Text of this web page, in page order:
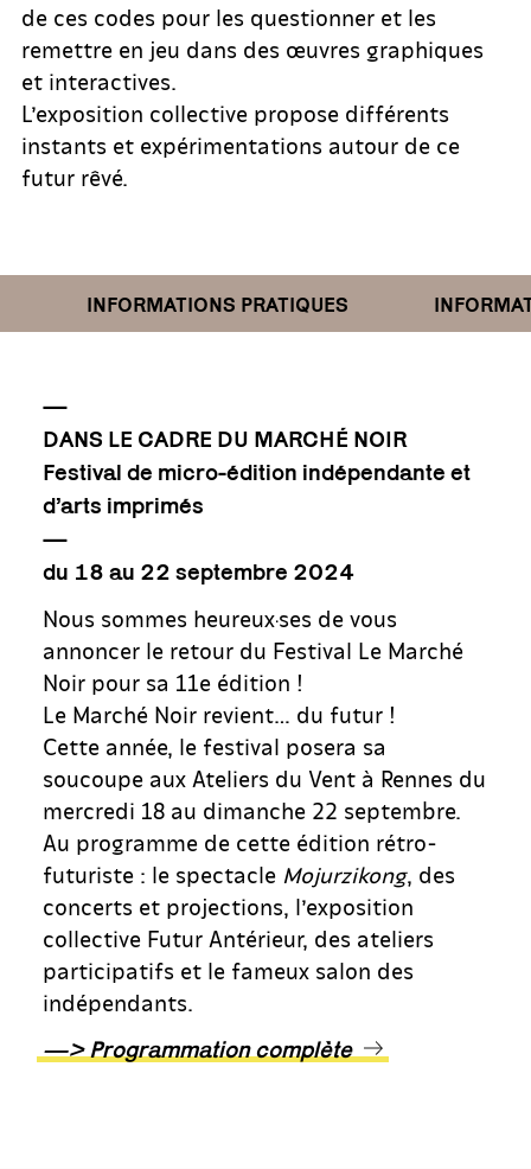
de ces codes pour les questionner et les
remettre en jeu dans des œuvres graphiques
et interactives.
L’exposition collective propose différents
instants et expérimentations autour de ce
futur rêvé.
INFORMATIONS PRATIQUES
—
DANS LE CADRE DU MARCHÉ NOIR
Festival de micro-édition indépendante et
d’arts imprimés
—
du 18 au 22 septembre 2024
Nous sommes heureux·ses de vous
annoncer le retour du Festival Le Marché
Noir pour sa 11e édition !
Le Marché Noir revient… du futur !
Cette année, le festival posera sa
soucoupe aux Ateliers du Vent à Rennes du
mercredi 18 au dimanche 22 septembre.
Au programme de cette édition rétro-
futuriste : le spectacle Mojurzikong, des
concerts et projections, l’exposition
collective Futur Antérieur, des ateliers
participatifs et le fameux salon des
indépendants.
—> Programmation complète